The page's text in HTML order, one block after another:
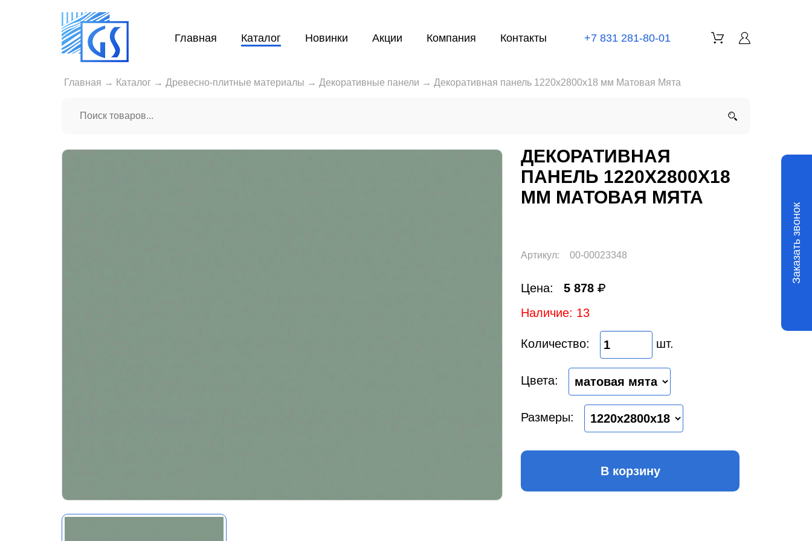
Главная Каталог Новинки Акции Компания Контакты +7 831 281-80-01
Главная → Каталог → Древесно-плитные материалы → Декоративные панели → Декоративная панель 1220x2800x18 мм Матовая Мята
ДЕКОРАТИВНАЯ
ПАНЕЛЬ 1220X2800X18
ММ МАТОВАЯ МЯТА
Артикул: 00-00023348
Цена:
5 878
Наличие: 13
Количество: шт.
Цвета:
Размеры:
В корзину
Заказать звонок